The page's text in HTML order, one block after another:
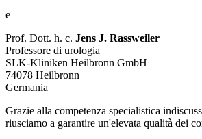
e
Prof. Dott. h. c. Jens J. Rassweiler
Professore di urologia
SLK-Kliniken Heilbronn GmbH
74078 Heilbronn
Germania
Grazie alla competenza specialistica
riusciamo a garantire un'elevata qualità dei